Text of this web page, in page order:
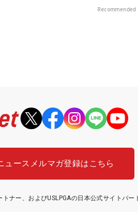
Recommended
ュース メルマガ登録はこちら
ナー、およびUSLPGAの日本公式サイトパー